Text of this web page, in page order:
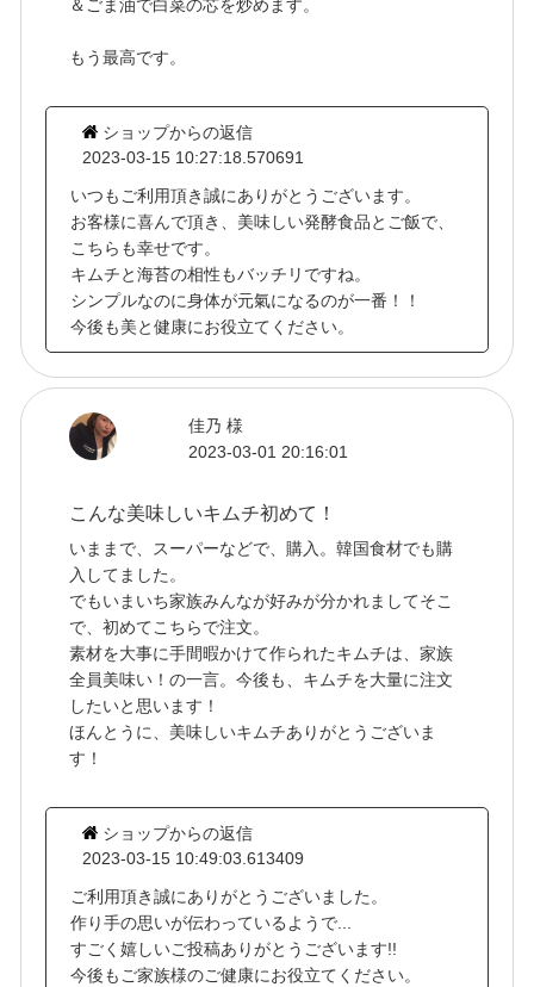
＆ごま油で白菜の芯を炒めます。
もう最高です。
ショップからの返信
2023-03-15 10:27:18.570691
いつもご利用頂き誠にありがとうございます。
お客様に喜んで頂き、美味しい発酵食品とご飯で、
こちらも幸せです。
キムチと海苔の相性もバッチリですね。
シンプルなのに身体が元氣になるのが一番！！
今後も美と健康にお役立てください。
佳乃 様
2023-03-01 20:16:01
こんな美味しいキムチ初めて！
いままで、スーパーなどで、購入。韓国食材でも購
入してました。
でもいまいち家族みんなが好みが分かれましてそこ
で、初めてこちらで注文。
素材を大事に手間暇かけて作られたキムチは、家族
全員美味い！の一言。今後も、キムチを大量に注文
したいと思います！
ほんとうに、美味しいキムチありがとうございま
す！
ショップからの返信
2023-03-15 10:49:03.613409
ご利用頂き誠にありがとうございました。
作り手の思いが伝わっているようで...
すごく嬉しいご投稿ありがとうございます!!
今後もご家族様のご健康にお役立てください。